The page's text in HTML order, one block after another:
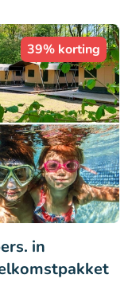
39% korting
in